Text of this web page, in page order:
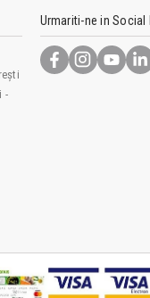
-
Urmariti-ne in Social